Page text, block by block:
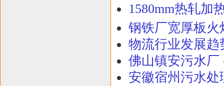
1580mm热轧加
钢铁厂宽厚板
物流行业发展趋
佛山镇安污水厂
安徽宿州污水